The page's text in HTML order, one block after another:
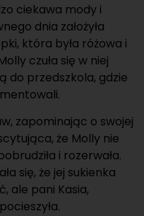
ciekawa mody i
dnia założyła
która była różowa i
czuła się w niej
do przedszkola, gdzie
zapominając o swojej
że Molly nie
i rozerwała.
się, że jej sukienka
ale pani Kasia,